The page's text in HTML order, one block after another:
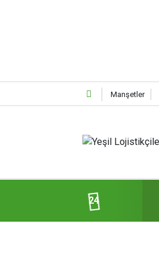
Manşetler
24